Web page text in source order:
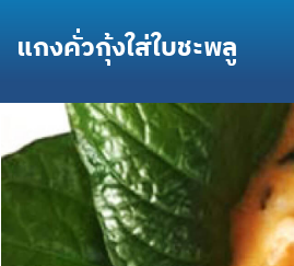
แกงคั่วกุ้งใส่ใบชะพลู